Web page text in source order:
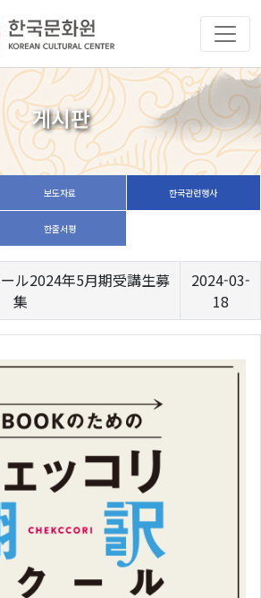
게시판
보도자료 한국관련행사
한줄서평
ル2024年5月期受講生募
集
2024-03-
18